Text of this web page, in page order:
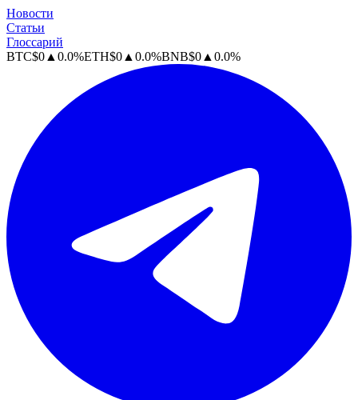
Новости
Статьи
Глоссарий
BTC$0 ▲ 0.0%ETH$0 ▲ 0.0%BNB$0 ▲ 0.0%